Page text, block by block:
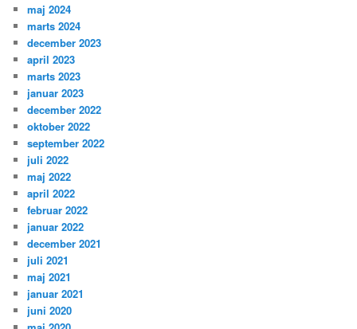
maj 2024
marts 2024
december 2023
april 2023
marts 2023
januar 2023
december 2022
oktober 2022
september 2022
juli 2022
maj 2022
april 2022
februar 2022
januar 2022
december 2021
juli 2021
maj 2021
januar 2021
juni 2020